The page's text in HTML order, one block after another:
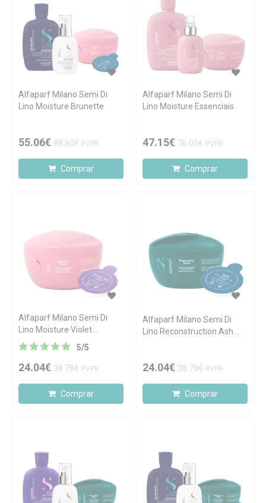
Alfaparf Milano Semi Di
Lino Moisture Brunette
55.06€ 88.80€ PVPR
Comprar
Alfaparf Milano Semi Di
Lino Moisture Essenciais
47.15€ 76.05€ PVPR
Comprar
Alfaparf Milano Semi Di
Lino Moisture Violet
PIG'Mask
5/5
24.04€ 38.78€ PVPR
Comprar
Alfaparf Milano Semi Di
Lino Reconstruction Ash
24.04€ 38.78€ PVPR
Comprar